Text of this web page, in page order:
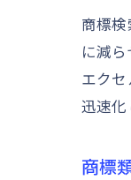
商標
に減
エク
迅速
商標